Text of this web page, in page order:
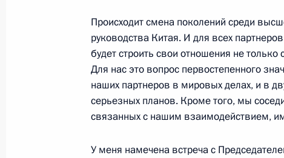
27 ноября 2002 года, 00:02 Москва,
Начало встречи с Президентом
Лукашенко
27 ноября 2002 года, 00:01 Москва,
Происходит смена поколений среди
руководства Китая. И для всех
будет строить свои отношения не
Для нас это вопрос первостепенного
наших партнеров в мировых делах, и в
серьезных планов. Кроме того, мы
связанных с нашим взаимодействием,
У меня намечена встреча с